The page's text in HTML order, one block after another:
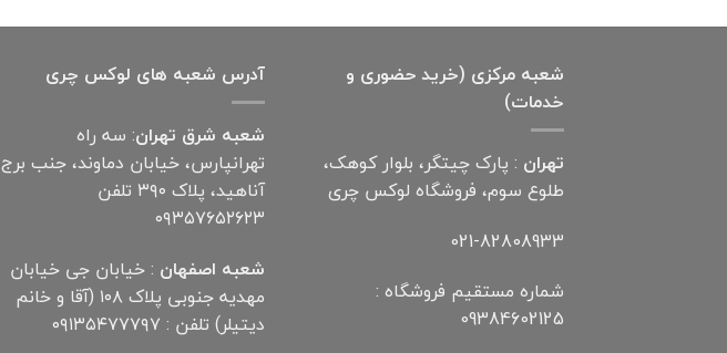
7,000,000 تومان 4,900,000 تومان
شعبه مرکزی (خرید حضوری و
خدمات)
تهران : پارک چیتگر، بلوار کوهک،
طلوع سوم، فروشگاه لوکس چری
021-82808933
شماره مستقیم فروشگاه :
09384602125
آدرس شعبه های لوکس چری
شعبه شرق تهران: سه راه
تهرانپارس، خیابان دماوند، جنب برج
آناهید، پلاک ۳۹۰ تلفن
۰۹۳۵۷۶۵۲۶۲۳
شعبه اصفهان : خیابان جی خیابان
مهدیه جنوبی پلاک ۱۰۸ (آقا و خانم
دیتیلر) تلفن : ۰۹۱۳۵۴۷۷۷۹۷